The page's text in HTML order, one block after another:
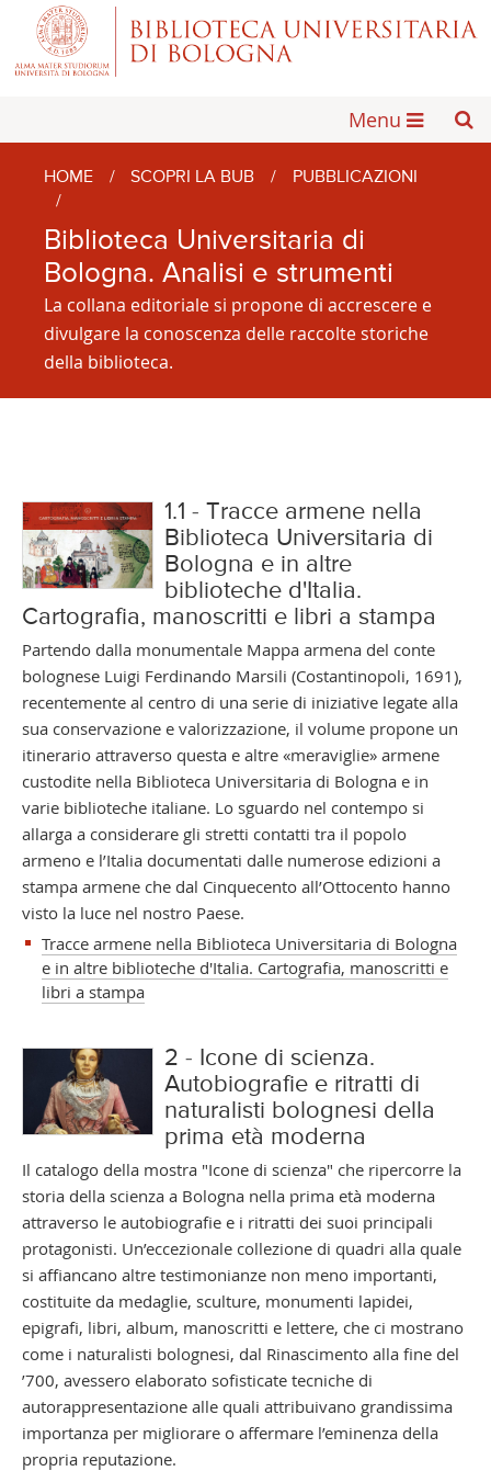
Menu
HOME / SCOPRI LA BUB /
PUBBLICAZIONI
/
Biblioteca Universitaria di
Bologna. Analisi e strumenti
La collana editoriale si propone di accrescere e
divulgare la conoscenza delle raccolte storiche
della biblioteca.
1.1 - Tracce armene nella
Biblioteca Universitaria di
Bologna e in altre
biblioteche d'Italia.
Cartografia, manoscritti e libri a stampa
Partendo dalla monumentale Mappa armena del conte
bolognese Luigi Ferdinando Marsili (Costantinopoli, 1691),
recentemente al centro di una serie di iniziative legate alla
sua conservazione e valorizzazione, il volume propone un
itinerario attraverso questa e altre «meraviglie» armene
custodite nella Biblioteca Universitaria di Bologna e in
varie biblioteche italiane. Lo sguardo nel contempo si
allarga a considerare gli stretti contatti tra il popolo
armeno e l’Italia documentati dalle numerose edizioni a
stampa armene che dal Cinquecento all’Ottocento hanno
visto la luce nel nostro Paese.
Tracce armene nella Biblioteca Universitaria di Bologna
e in altre biblioteche d'Italia. Cartografia, manoscritti e
libri a stampa
2 - Icone di scienza.
Autobiografie e ritratti di
naturalisti bolognesi della
prima età moderna
Il catalogo della mostra "Icone di scienza" che ripercorre la
storia della scienza a Bologna nella prima età moderna
attraverso le autobiografie e i ritratti dei suoi principali
protagonisti. Un’eccezionale collezione di quadri alla quale
si affiancano altre testimonianze non meno importanti,
costituite da medaglie, sculture, monumenti lapidei,
epigrafi, libri, album, manoscritti e lettere, che ci mostrano
come i naturalisti bolognesi, dal Rinascimento alla fine del
’700, avessero elaborato sofisticate tecniche di
autorappresentazione alle quali attribuivano grandissima
importanza per migliorare o affermare l’eminenza della
propria reputazione.